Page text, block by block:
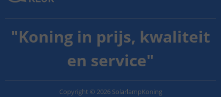
"Koning in prijs, kwaliteit
en service"
Copyright © 2026 SolarlampKoning